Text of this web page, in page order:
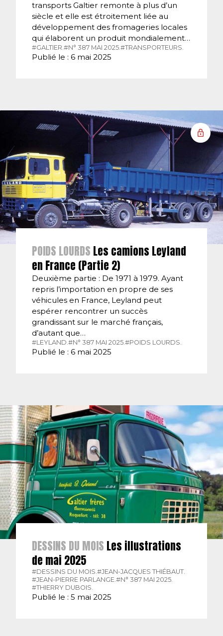
transports Galtier remonte à plus d’un
siècle et elle est étroitement liée au
développement des fromageries locales
qui élaborent un produit mondialement…
#GALTIER.#N° 387 MAI 2025.#TRANSPORTEURS.
Publié le : 6 mai 2025
POIDS LOURDS Les camions Leyland
en France (Partie 2)
Deuxième partie : De 1971 à 1979. Ayant
repris l’importation en propre de ses
véhicules en France, Leyland peut
espérer rencontrer un succès
grandissant sur le marché français,
d’autant que…
#LEYLAND. #N° 387 MAI 2025. #POIDS LOURDS.
Publié le : 6 mai 2025
DESSINS DU MOIS Les illustrations
de mai 2025
#DESSINS DU MOIS. #JEAN-JACQUES THIÉBAUT.
#JEAN-PIERRE PARLANGE. #N° 387 MAI 2025.
#THIERRY DUBOIS.
Publié le : 5 mai 2025